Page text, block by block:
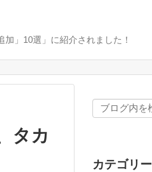
」10選」に紹介されました！
タカ
カテゴリー